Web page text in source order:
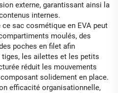
externe, garantissant ainsi la
internes.
sac cosmétique en EVA peut
moulés, des
poches en filet afin
les ailettes et les petits
réduit les mouvements
solidement en place.
efficacité organisationnelle,